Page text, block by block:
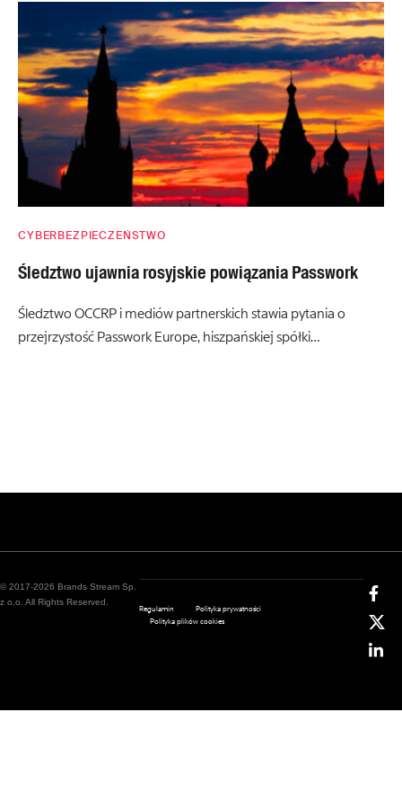
CYBERBEZPIECZEŃSTWO
Śledztwo ujawnia rosyjskie powiązania Passwork
Śledztwo OCCRP i mediów partnerskich stawia pytania o
przejrzystość Passwork Europe, hiszpańskiej spółki…
© 2017-2026 Brands Stream Sp.
z o.o. All Rights Reserved.
Regulamin
Polityka prywatności
Polityka plików cookies